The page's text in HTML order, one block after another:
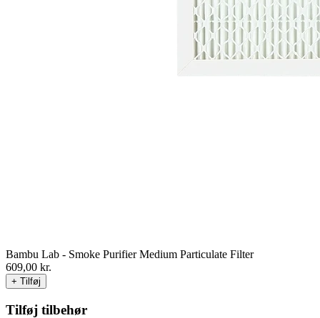
Bambu Lab - Smoke Purifier Medium Particulate Filter
609,00 kr.
+ Tilføj
Tilføj tilbehør